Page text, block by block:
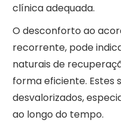
clínica adequada.
O desconforto ao
recorrente, pode
naturais de
forma eficiente. Estes
desvalorizados,
ao longo do tempo.